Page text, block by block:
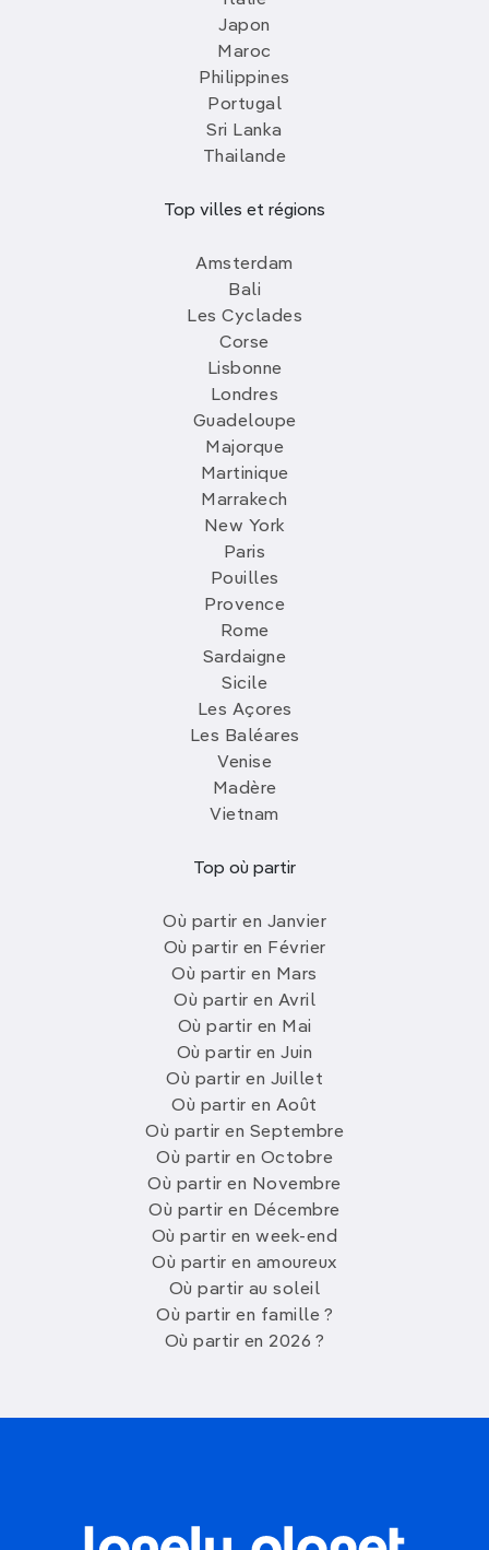
Japon
Maroc
Philippines
Portugal
Sri Lanka
Thailande
Top villes et régions
Amsterdam
Bali
Les Cyclades
Corse
Lisbonne
Londres
Guadeloupe
Majorque
Martinique
Marrakech
New York
Paris
Pouilles
Provence
Rome
Sardaigne
Sicile
Les Açores
Les Baléares
Venise
Madère
Vietnam
Top où partir
Où partir en Janvier
Où partir en Février
Où partir en Mars
Où partir en Avril
Où partir en Mai
Où partir en Juin
Où partir en Juillet
Où partir en Août
Où partir en Septembre
Où partir en Octobre
Où partir en Novembre
Où partir en Décembre
Où partir en week-end
Où partir en amoureux
Où partir au soleil
Où partir en famille ?
Où partir en 2026 ?